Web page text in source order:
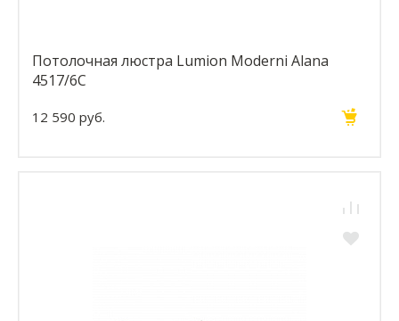
Потолочная люстра Lumion Moderni Alana
4517/6C
12 590 руб.